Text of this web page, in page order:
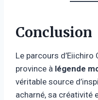
Conclusion
Le parcours
province à légende
véritable source
acharné, sa créativité